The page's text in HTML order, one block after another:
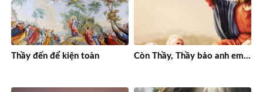
Thầy đến để kiện toàn Còn Thầy, Thầy bảo anh em…